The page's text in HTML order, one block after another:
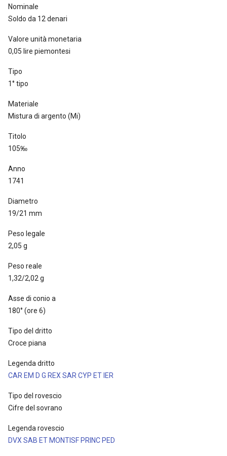
Nominale
Soldo da 12 denari
Valore unità monetaria
0,05 lire piemontesi
Tipo
1° tipo
Materiale
Mistura di argento (Mi)
Titolo
105‰
Anno
1741
Diametro
19/21 mm
Peso legale
2,05 g
Peso reale
1,32/2,02 g
Asse di conio a
180° (ore 6)
Tipo del dritto
Croce piana
Legenda dritto
CAR EM D G REX SAR CYP ET IER
Tipo del rovescio
Cifre del sovrano
Legenda rovescio
DVX SAB ET MONTISF PRINC PED